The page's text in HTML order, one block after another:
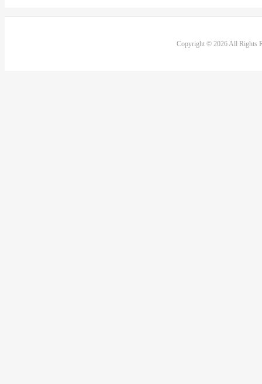
Copyright © 2026 All Rights